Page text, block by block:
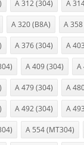
A 312 (304) A
A 320 (B8A) A
A 376 (304) A
A 409 (304) A
A 479 (304) A
A 492 (304) A
A 554 (MT304)